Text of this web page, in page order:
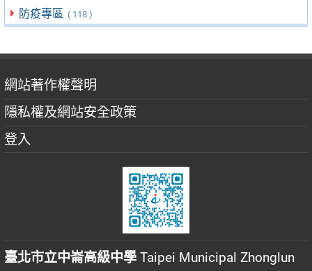
防疫專區 ( 118 )
網站著作權聲明
隱私權及網站安全政策
登入
臺北市立中崙高級中學 Taipei Municipal Zhonglun